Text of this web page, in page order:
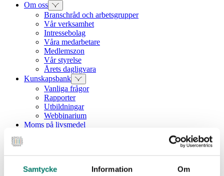
Samtycke Information Om
Om oss
Branschråd och arbetsgrupper
Vår verksamhet
Intressebolag
Våra medarbetare
Medlemszon
Vår styrelse
Årets dagligvara
Kunskapsbank
Vanliga frågor
Rapporter
Utbildningar
Webbinarium
Moms på livsmedel
Pressmeddelande
Stabil volymutveckling i